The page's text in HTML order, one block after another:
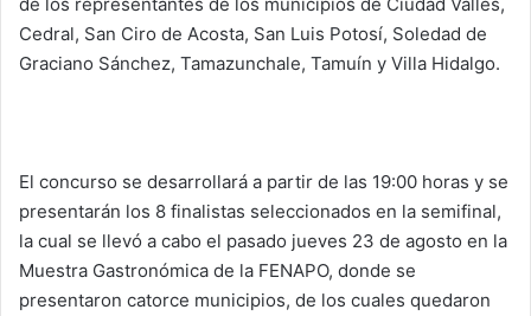
Cedral, San Ciro de Acosta, San Luis Potosí, Soledad de
Graciano Sánchez, Tamazunchale, Tamuín y Villa Hidalgo.
El concurso se desarrollará a partir de las 19:00 horas y se
presentarán los 8 finalistas seleccionados en la semifinal,
la cual se llevó a cabo el pasado jueves 23 de agosto en la
Muestra Gastronómica de la FENAPO, donde se
presentaron catorce municipios, de los cuales quedaron